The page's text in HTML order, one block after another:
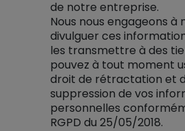
de notre entreprise.
Nous nous engageons à
divulguer ces
les transmettre à des
pouvez à tout moment
droit de rétractation et
suppression de vos
personnelles
RGPD du 25/05/2018.